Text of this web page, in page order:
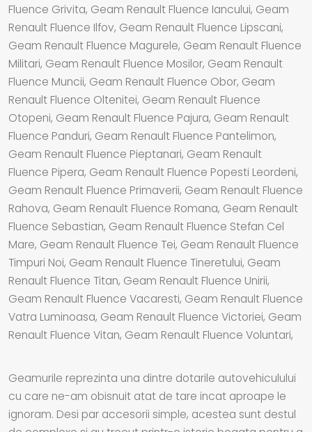
Fluence Grivita, Geam Renault Fluence Iancului, Geam
Renault Fluence Ilfov, Geam Renault Fluence Lipscani,
Geam Renault Fluence Magurele, Geam Renault Fluence
Militari, Geam Renault Fluence Mosilor, Geam Renault
Fluence Muncii, Geam Renault Fluence Obor, Geam
Renault Fluence Oltenitei, Geam Renault Fluence
Otopeni, Geam Renault Fluence Pajura, Geam Renault
Fluence Panduri, Geam Renault Fluence Pantelimon,
Geam Renault Fluence Pieptanari, Geam Renault
Fluence Pipera, Geam Renault Fluence Popesti Leordeni,
Geam Renault Fluence Primaverii, Geam Renault Fluence
Rahova, Geam Renault Fluence Romana, Geam Renault
Fluence Sebastian, Geam Renault Fluence Stefan Cel
Mare, Geam Renault Fluence Tei, Geam Renault Fluence
Timpuri Noi, Geam Renault Fluence Tineretului, Geam
Renault Fluence Titan, Geam Renault Fluence Unirii,
Geam Renault Fluence Vacaresti, Geam Renault Fluence
Vatra Luminoasa, Geam Renault Fluence Victoriei, Geam
Renault Fluence Vitan, Geam Renault Fluence Voluntari,
Geamurile reprezinta una dintre dotarile autovehiculului
cu care ne-am obisnuit atat de tare incat aproape le
ignoram. Desi par accesorii simple, acestea sunt destul